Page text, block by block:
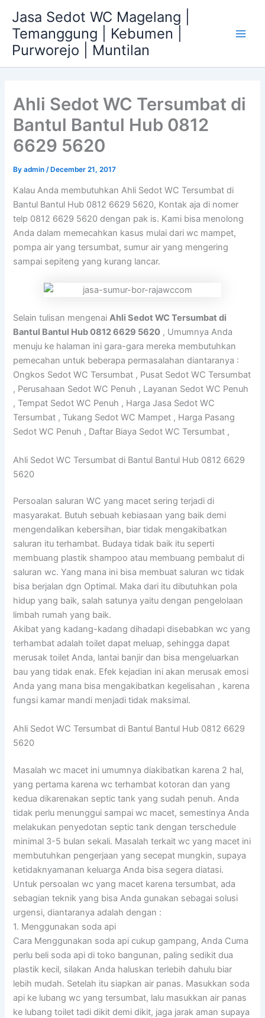
content
Jasa Sedot WC Magelang |
Temanggung | Kebumen |
Purworejo | Muntilan
Ahli Sedot WC Tersumbat di
Bantul Bantul Hub 0812
6629 5620
Byadmin/ December 21, 2017
Kalau Anda membutuhkan Ahli Sedot WC Tersumbat di
Bantul Bantul Hub 0812 6629 5620, Kontak aja di nomer
telp 0812 6629 5620 dengan pak is. Kami bisa menolong
Anda dalam memecahkan kasus mulai dari wc mampet,
pompa air yang tersumbat, sumur air yang mengering
sampai sepiteng yang kurang lancar.
Selain tulisan mengenaiAhli Sedot WC Tersumbat di
Bantul Bantul Hub 0812 6629 5620 , Umumnya Anda
menuju ke halaman ini gara-gara mereka membutuhkan
pemecahan untuk beberapa permasalahan diantaranya :
Ongkos Sedot WC Tersumbat , Pusat Sedot WC Tersumbat
, Perusahaan Sedot WC Penuh , Layanan Sedot WC Penuh
, Tempat Sedot WC Penuh , Harga Jasa Sedot WC
Tersumbat , Tukang Sedot WC Mampet , Harga Pasang
Sedot WC Penuh , Daftar Biaya Sedot WC Tersumbat ,
Ahli Sedot WC Tersumbat di Bantul Bantul Hub 0812 6629
5620
Persoalan saluran WC yang macet sering terjadi di
masyarakat. Butuh sebuah kebiasaan yang baik demi
mengendalikan kebersihan, biar tidak mengakibatkan
saluran itu terhambat. Budaya tidak baik itu seperti
membuang plastik shampoo atau membuang pembalut di
saluran wc. Yang mana ini bisa membuat saluran wc tidak
bisa berjalan dgn Optimal. Maka dari itu dibutuhkan pola
hidup yang baik, salah satunya yaitu dengan pengelolaan
limbah rumah yang baik.
Akibat yang kadang-kadang dihadapi disebabkan wc yang
terhambat adalah toilet dapat meluap, sehingga dapat
merusak toilet Anda, lantai banjir dan bisa mengeluarkan
bau yang tidak enak. Efek kejadian ini akan merusak emosi
Anda yang mana bisa mengakibatkan kegelisahan , karena
fungsi kamar mandi menjadi tidak maksimal.
Ahli Sedot WC Tersumbat di Bantul Bantul Hub 0812 6629
5620
Masalah wc macet ini umumnya diakibatkan karena 2 hal,
yang pertama karena wc terhambat kotoran dan yang
kedua dikarenakan septic tank yang sudah penuh. Anda
tidak perlu menunggui sampai wc macet, semestinya Anda
melakukan penyedotan septic tank dengan terschedule
minimal 3-5 bulan sekali. Masalah terkait wc yang macet ini
membutuhkan pengerjaan yang secepat mungkin, supaya
ketidaknyamanan keluarga Anda bisa segera diatasi.
Untuk persoalan wc yang macet karena tersumbat, ada
sebagian teknik yang bisa Anda gunakan sebagai solusi
urgensi, diantaranya adalah dengan :
1. Menggunakan soda api
Cara Menggunakan soda api cukup gampang, Anda Cuma
perlu beli soda api di toko bangunan, paling sedikit dua
plastik kecil, silakan Anda haluskan terlebih dahulu biar
lebih mudah. Setelah itu siapkan air panas. Masukkan soda
api ke lubang wc yang tersumbat, lalu masukkan air panas
ke lubang toilet tadi dikit demi dikit, jaga jarak aman supaya